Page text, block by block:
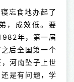
忘食地办起了
，成效低。要
年，第一届
后全国第一个
河南坠子上世
是有问题，学